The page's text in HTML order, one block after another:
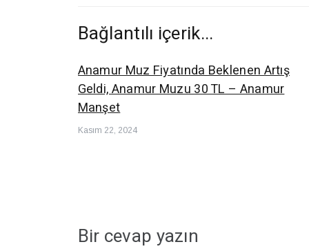
Bağlantılı içerik...
Anamur Muz Fiyatında Beklenen Artış
Geldi, Anamur Muzu 30 TL – Anamur
Manşet
Kasım 22, 2024
Bir cevap yazın